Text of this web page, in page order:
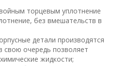
торцевым уплотнение
без вмешательств в
детали производятся
очередь позволяет
жидкости;